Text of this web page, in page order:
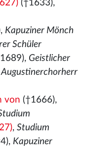
(†1633),
Kapuziner Mönch
Schüler
Geistlicher
Augustinerchorherr
von (†1666),
, Studium
Kapuziner